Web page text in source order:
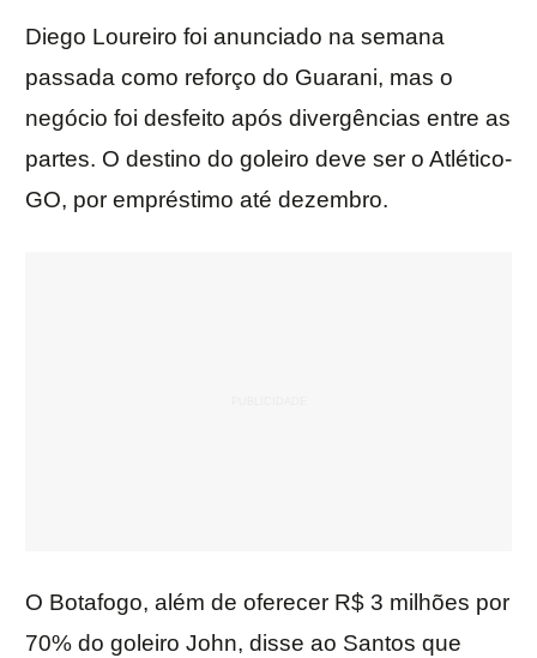
Diego Loureiro foi anunciado na semana
passada como reforço do Guarani, mas o
negócio foi desfeito após divergências entre as
partes. O destino do goleiro deve ser o Atlético-
GO, por empréstimo até dezembro.
O Botafogo, além de oferecer R$ 3 milhões por
70% do goleiro John, disse ao Santos que